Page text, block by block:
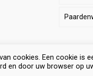
|Website
cookies. Een cookie is
en door uw browser op